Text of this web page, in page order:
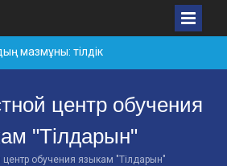
мазмұны: тілдік
және
БАЙТҰРСЫНҰЛЫ
«ҮЗДІК
2026»
центр обучения
"Тілдарын"
обучения языкам "Тілдарын"